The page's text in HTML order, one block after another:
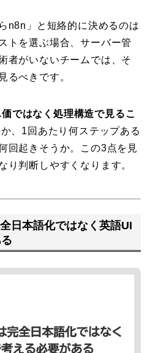
n8n」と短絡的に決めるのは
トを選ぶ場合、サーバー管
者がいないチームでは、そ
るべきです。
ではなく処理構造で見るこ
、1回あたり何ステップある
回起きそうか。この3点を見
り判断しやすくなります。
日本語化ではなく英語UI